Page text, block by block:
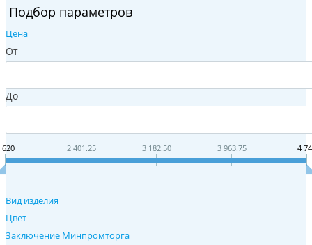
Подбор параметров
Цена
От
До
620 2 401.25 3 182.50 3 963.75 4
Вид изделия
Цвет
Заключение Минпромторга